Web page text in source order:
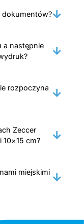
dokumentów?
a następnie
rozpoczyna
Zeccer
cm?
miejskimi